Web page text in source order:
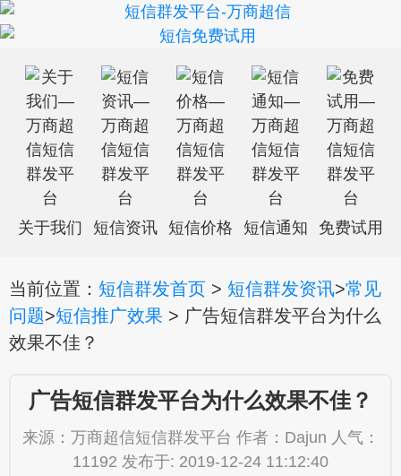
关于我们 短信资讯 短信价格 短信通知 免费试用
当前位置： 短信群发首页 > 短信群发资讯>常见
问题>短信推广效果 > 广告短信群发平台为什么
效果不佳？
广告短信群发平台为什么效果不佳？
来源：万商超信短信群发平台 作者：Dajun 人气：
11192 发布于: 2019-12-24 11:12:40